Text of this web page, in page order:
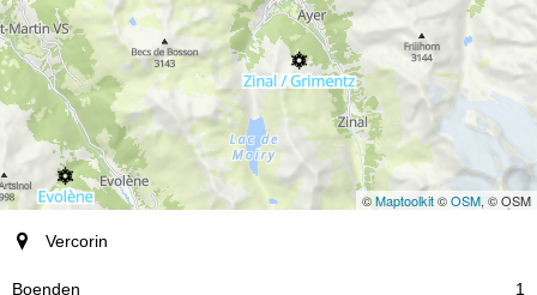
©Maptoolkit©OSM, © OSM
ort
Boenden
Vercorin
1